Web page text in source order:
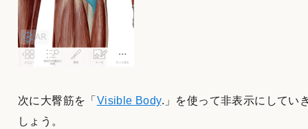
次に大臀筋を「 Visible Body.」を使って非表示にしてい
しょう。